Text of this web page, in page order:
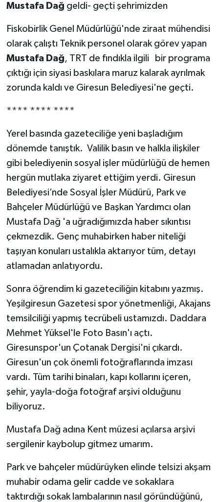
Mustafa Dağ geldi- geçti şehrimizden
Fiskobirlik Genel Müdürlüğü'nde ziraat mühendisi
olarak çalıştı Teknik personel olarak görev yapan
Mustafa Dağ, TRT de fındıkla ilgili bir programa
çıktığı için siyasi baskılara maruz kalarak ayrılmak
zorunda kaldı ve Giresun Belediyesi'ne geçti.
**** **** ****
Yerel basında gazeteciliğe yeni başladığım
dönemde tanıştık. Valilik basın ve halkla ilişkiler
gibi belediyenin sosyal işler müdürlüğü de hemen
hergün mutlaka ziyaret ettiğim yerdi. Giresun
Belediyesi’nde Sosyal İşler Müdürü, Park ve
Bahçeler Müdürlüğü ve Başkan Yardımcı olan
Mustafa Dağ 'a uğradığımızda haber sıkıntısı
çekmezdik. Genç muhabirken haber niteliği
taşıyan konuları ustalıkla aktarıyor tüm, detayı
atlamadan anlatıyordu.
Sonra öğrendim ki gazeteciliğin kitabını yazmış.
Yeşilgiresun Gazetesi spor yönetmenliği, Akajans
temsilciliği yapmış tecrübeli ustamızdı. Daddara
Mehmet Yüksel'le Foto Basın'ı açtı.
Giresunspor'un Çotanak Dergisi'ni çıkardı.
Giresun'un çok önemli fotoğraflarında imzası
vardı. Tüm tarihi binaları, kapı kollarını içeren,
şehir, yayla-doğa fotoğraf arşivi olduğunu
biliyoruz.
Mustafa Dağ adına Kent müzesi açılarsa arşivi
sergilenir kaybolup gitmez umarım.
Park ve bahçeler müdürüyken elinde telsizi akşam
muhabir odama gelir cadde ve sokaklara
taktırdığı sokak lambalarının nasıl göründüğünü,